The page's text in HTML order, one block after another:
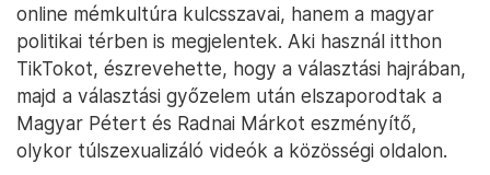
online mémkultúra kulcsszavai, hanem a magyar
politikai térben is megjelentek. Aki használ itthon
TikTokot, észrevehette, hogy a választási hajrában,
majd a választási győzelem után elszaporodtak a
Magyar Pétert és Radnai Márkot eszményítő,
olykor túlszexualizáló videók a közösségi oldalon.